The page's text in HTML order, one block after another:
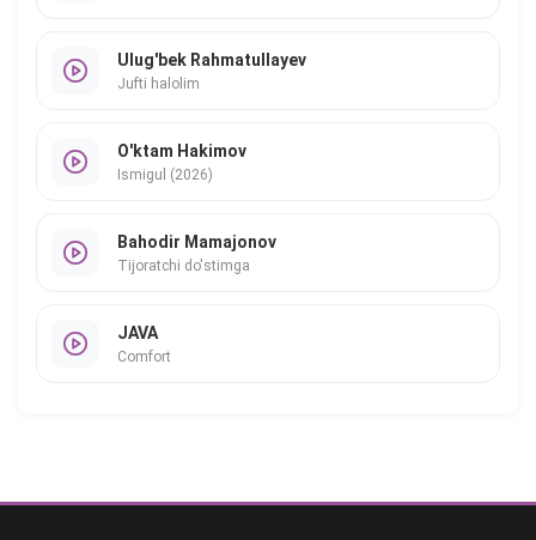
Ulug'bek Rahmatullayev
Jufti halolim
O'ktam Hakimov
Ismigul (2026)
Bahodir Mamajonov
Tijoratchi do'stimga
JAVA
Comfort